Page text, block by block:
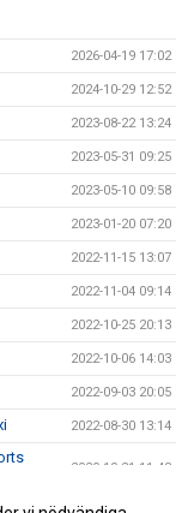
2026-04-19 17:02
2024-10-29 12:52
2023-08-22 13:24
2023-05-31 09:25
2023-05-10 09:58
2023-01-20 07:20
2022-11-15 13:07
2022-11-04 09:14
2022-10-25 20:13
2022-10-06 14:03
2022-09-03 20:05
2022-08-30 13:14
2020-10-21 11:48